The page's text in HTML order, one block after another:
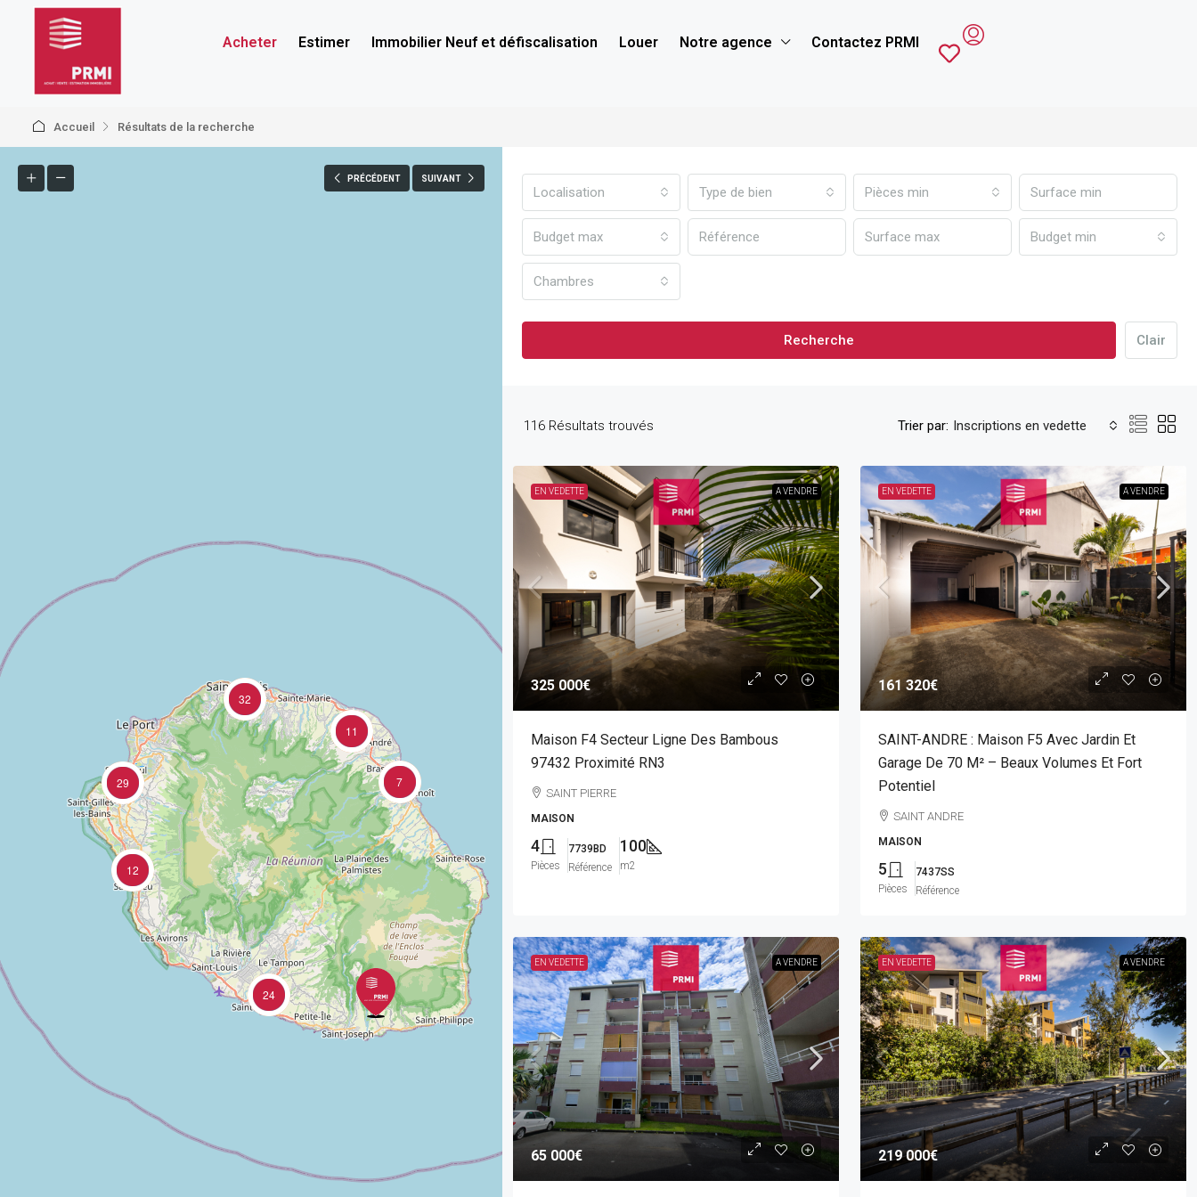
Acheter Estimer Immobilier Neuf et défiscalisation Louer Notre agence Contactez PRMI
Accueil Résultats de la recherche
PRÉCÉDENT SUIVANT
24
12
29 7
32
11
Localisation Type de bien Pièces min
Budget max Budget min
Chambres
Recherche Clair
116 Résultats trouvés Trier par: Inscriptions en vedette
EN VEDETTE A VENDRE
325 000€
Maison F4 Secteur Ligne Des Bambous
97432 Proximité RN3
SAINT PIERRE
MAISON
4
Pièces
7739BD
Référence
100
m2
EN VEDETTE A VENDRE
161 320€
SAINT-ANDRE : Maison F5 Avec Jardin Et
Garage De 70 M² – Beaux Volumes Et Fort
Potentiel
SAINT ANDRE
MAISON
5
Pièces
7437SS
Référence
EN VEDETTE A VENDRE
65 000€
EN VEDETTE A VENDRE
219 000€